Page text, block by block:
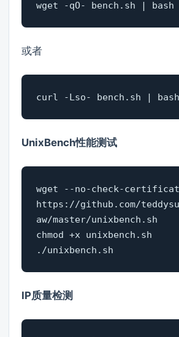
wget -qO- bench.sh | bash
或者
curl -Lso- bench.sh | bash
UnixBench性能测试
wget --no-check-
https://github.com/
aw/master/unixbench.sh
chmod +x unixbench.sh
./unixbench.sh
IP质量检测